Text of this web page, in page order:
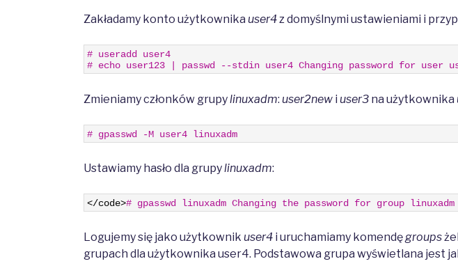
Zakładamy konto użytkownika user4z domyślnymi ustawieniami i
# useradd user4
# echo user123 | passwd --stdin user4 Changing password for
Zmieniamy członków grupylinuxadm: user2new i user3 na użytkownika
# gpasswd -M user4 linuxadm
Ustawiamy hasło dla grupylinuxadm:
</code># gpasswd linuxadm Changing the password for group linuxadm
Logujemy się jako użytkownik user4 i uruchamiamy komendęgroups
grupach dla użytkownika user4. Podstawowa grupa wyświetlana jest